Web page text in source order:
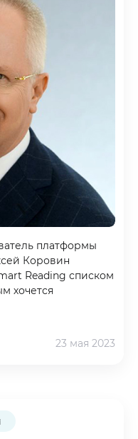
платформы
Коровин
Reading списком
хочется
23 мая 2023